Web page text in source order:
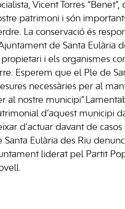
Vicent Torres
patrimoni i són
La conservació és
de Santa Eulària
i els organismes
Esperem que el Ple de
necessàries per al
al nostre
d’aquest municipi
d’actuar davant de
Santa Eulària des Riu
liderat pel Partit